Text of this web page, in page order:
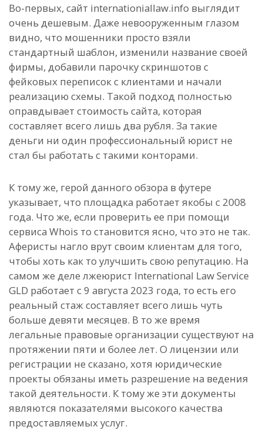
Во-первых, сайт internationiallaw.info выглядит
очень дешевым. Даже невооруженным глазом
видно, что мошенники просто взяли
стандартный шаблон, изменили название своей
фирмы, добавили парочку скриншотов с
фейковых переписок с клиентами и начали
реализацию схемы. Такой подход полностью
оправдывает стоимость сайта, которая
составляет всего лишь два рубля. За такие
деньги ни один профессиональный юрист не
стал бы работать с такими конторами.
К тому же, герой данного обзора в футере
указывает, что площадка работает якобы с 2008
года. Что же, если проверить ее при помощи
сервиса Whois то становится ясно, что это не так.
Аферисты нагло врут своим клиентам для того,
чтобы хоть как то улучшить свою репутацию. На
самом же деле лжеюрист International Law Service
GLD работает с 9 августа 2023 года, то есть его
реальный стаж составляет всего лишь чуть
больше девяти месяцев. В то же время
легальные правовые организации существуют на
протяжении пяти и более лет. О лицензии или
регистрации не сказано, хотя юридические
проекты обязаны иметь разрешение на ведения
такой деятельности. К тому же эти документы
являются показателями высокого качества
предоставляемых услуг.